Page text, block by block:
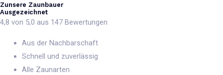
Zunsere Zaunbauer
Ausgezeichnet
4,8 von 5,0 aus 147 Bewertungen
Aus der Nachbarschaft
Schnell und zuverlässig
Alle Zaunarten